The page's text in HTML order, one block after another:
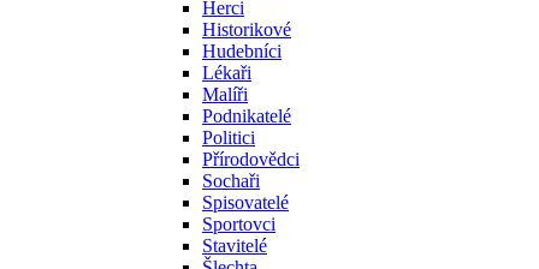
Herci
Historikové
Hudebníci
Lékaři
Malíři
Podnikatelé
Politici
Přírodovědci
Sochaři
Spisovatelé
Sportovci
Stavitelé